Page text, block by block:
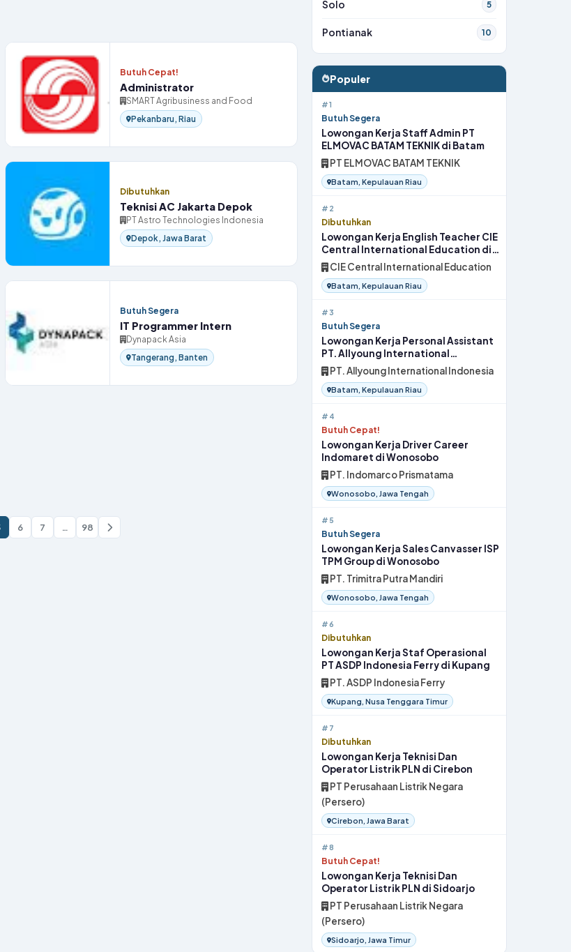
Butuh Cepat!
Administrator
SMART Agribusiness and Food
Pekanbaru, Riau
Dibutuhkan
Teknisi AC Jakarta Depok
PT Astro Technologies Indonesia
Depok, Jawa Barat
Butuh Segera
IT Programmer Intern
Dynapack Asia
Tangerang, Banten
6 7 … 98
Halaman
Solo 5
Pontianak 10
Populer
#1
Butuh Segera
Lowongan Kerja Staff Admin PT
ELMOVAC BATAM TEKNIK di Batam
PT ELMOVAC BATAM TEKNIK
Batam, Kepulauan Riau
#2
Dibutuhkan
Lowongan Kerja English Teacher CIE
Central International Education di
Batam
CIE Central International Education
Batam, Kepulauan Riau
#3
Butuh Segera
Lowongan Kerja Personal Assistant
PT. Allyoung International
Indonesia di Batam
PT. Allyoung International Indonesia
Batam, Kepulauan Riau
#4
Butuh Cepat!
Lowongan Kerja Driver Career
Indomaret di Wonosobo
PT. Indomarco Prismatama
Wonosobo, Jawa Tengah
#5
Butuh Segera
Lowongan Kerja Sales Canvasser ISP
TPM Group di Wonosobo
PT. Trimitra Putra Mandiri
Wonosobo, Jawa Tengah
#6
Dibutuhkan
Lowongan Kerja Staf Operasional
PT ASDP Indonesia Ferry di Kupang
PT. ASDP Indonesia Ferry
Kupang, Nusa Tenggara Timur
#7
Dibutuhkan
Lowongan Kerja Teknisi Dan
Operator Listrik PLN di Cirebon
PT Perusahaan Listrik Negara
(Persero)
Cirebon, Jawa Barat
#8
Butuh Cepat!
Lowongan Kerja Teknisi Dan
Operator Listrik PLN di Sidoarjo
PT Perusahaan Listrik Negara
(Persero)
Sidoarjo, Jawa Timur